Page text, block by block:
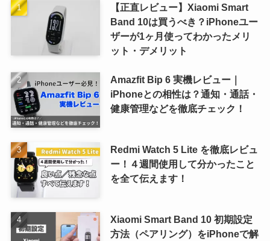
【正直レビュー】Xiaomi Smart
Band 10は買うべき？iPhoneユー
ザーが1ヶ月使ってわかったメリ
ット・デメリット
Amazfit Bip 6 実機レビュー｜
iPhoneとの相性は？通知・通話・
健康管理などを徹底チェック！
Redmi Watch 5 Lite を徹底レビュ
ー！４週間使用して分かったこと
を全て伝えます！
Xiaomi Smart Band 10 初期設定
方法（ペアリング）をiPhoneで解